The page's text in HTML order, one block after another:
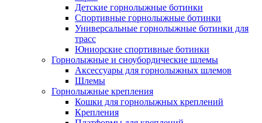
Детские горнолыжные ботинки
Спортивные горнолыжные ботинки
Универсальные горнолыжные ботинки для
трасс
Юниорские спортивные ботинки
Горнолыжные и сноубордические шлемы
Аксессуары для горнолыжных шлемов
Шлемы
Горнолыжные крепления
Кошки для горнолыжных креплений
Крепления